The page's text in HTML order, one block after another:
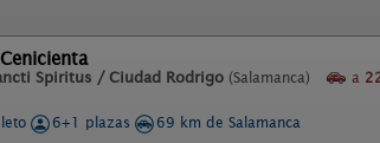
Spiritus / Ciudad Rodrigo (Salamanca) a
6+1 plazas
69 km de Salamanca